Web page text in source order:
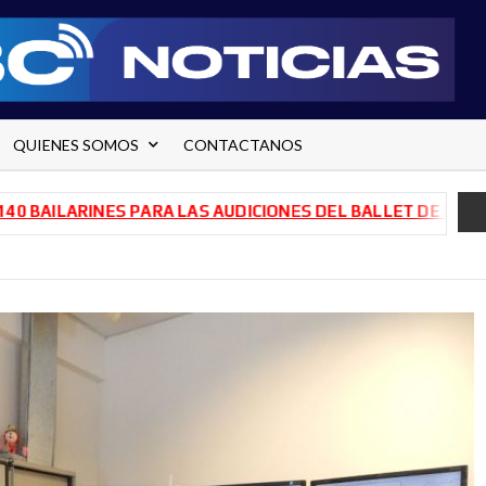
QUIENES SOMOS CONTACTANOS
PARA LAS AUDICIONES DEL BALLET DE RÍO NEGRO